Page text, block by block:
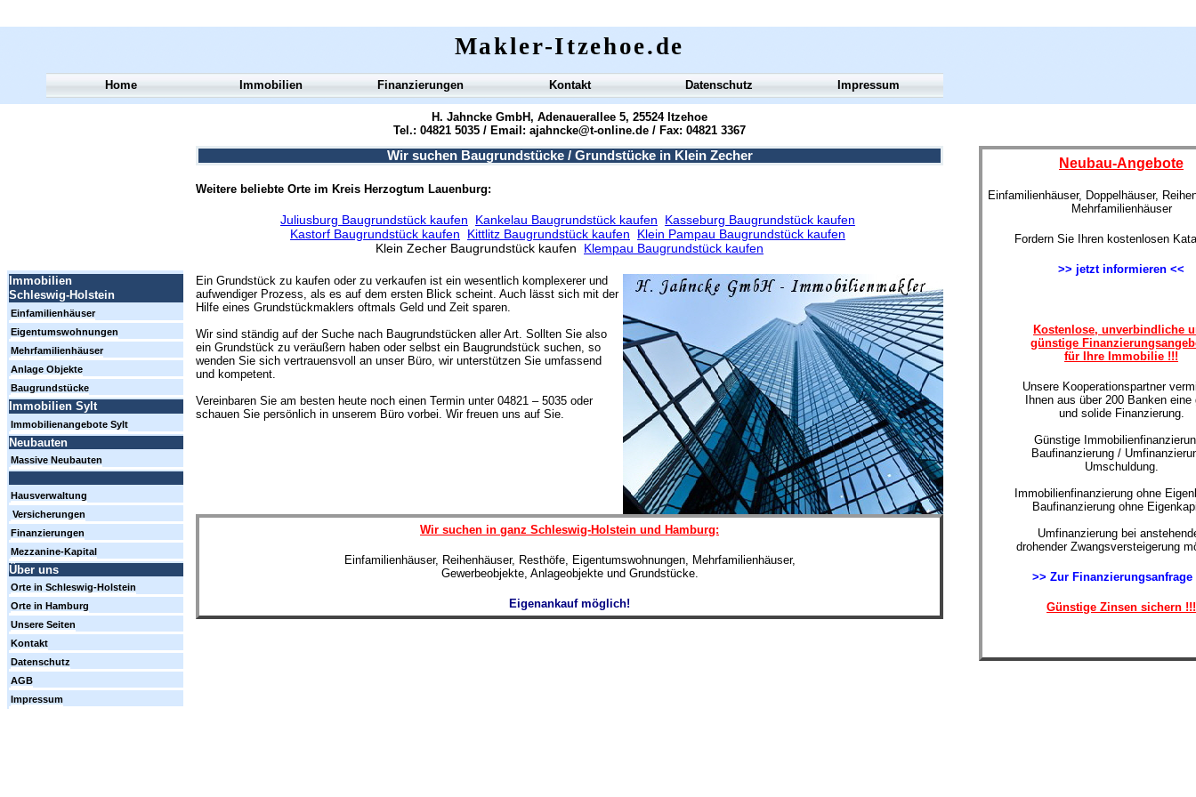
Wir suchen Baugrundstücke / Grundstücke in Klein Zecher
Weitere beliebte Orte im Kreis Herzogtum Lauenburg:
Juliusburg Baugrundstück kaufen Kankelau Baugrundstück kaufen
Kasseburg Baugrundstück kaufen
Kastorf Baugrundstück kaufen
Kittlitz Baugrundstück kaufen
Klein Pampau Baugrundstück kaufen
Klein Zecher Baugrundstück kaufen Klempau Baugrundstück kaufen
Makler-Itzehoe.de
H. Jahncke GmbH, Adenauerallee 5, 25524 Itzehoe
Tel.: 04821 5035 / Email: ajahncke@t-online.de / Fax: 04821 3367
Ein Grundstück zu kaufen oder zu verkaufen ist ein wesentlich komplexerer und
aufwendiger Prozess, als es auf dem ersten Blick scheint. Auch lässt sich mit der
Hilfe eines Grundstückmaklers oftmals Geld und Zeit sparen.
Wir sind ständig auf der Suche nach Baugrundstücken aller Art. Sollten Sie also
ein Grundstück zu veräußern haben oder selbst ein Baugrundstück suchen, so
wenden Sie sich vertrauensvoll an unser Büro, wir unterstützen Sie umfassend
und kompetent.
Vereinbaren Sie am besten heute noch einen Termin unter 04821 – 5035 oder
schauen Sie persönlich in unserem Büro vorbei. Wir freuen uns auf Sie.
Wir suchen in ganz Schleswig-Holstein und Hamburg:
Einfamilienhäuser, Reihenhäuser, Resthöfe, Eigentumswohnungen, Mehrfamilienhäuser,
Gewerbeobjekte, Anlageobjekte und Grundstücke.
Eigenankauf möglich!
Home Immobilien Finanzierungen Kontakt Datenschutz Impressum
Immobilien
Schleswig-Holstein
Einfamilienhäuser
Eigentumswohnungen
Mehrfamilienhäuser
Anlage Objekte
Baugrundstücke
Immobilien Sylt
Immobilienangebote Sylt
Neubauten
Massive Neubauten
Hausverwaltung
Versicherungen
Finanzierungen
Mezzanine-Kapital
Über uns
Orte in Schleswig-Holstein
Orte in Hamburg
Unsere Seiten
Kontakt
Datenschutz
AGB
Impressum
Neubau-Angebote
Einfamilienhäuser, Doppelhäuser,
Mehrfamilienhäuser
Fordern Sie Ihren kostenlosen
>> jetzt informieren <<
Kostenlose, unverbindliche
günstige
für Ihre Immobilie !!!
Unsere Kooperationspartner
Ihnen aus über 200 Banken eine
und solide Finanzierung.
Günstige
Baufinanzierung /
Umschuldung.
Immobilienfinanzierung ohne
Baufinanzierung ohne
Umfinanzierung bei
drohender Zwangsversteigerung
>> Zur Finanzierungsanfrage
Günstige Zinsen sichern !!!